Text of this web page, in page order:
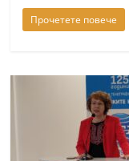
Прочетете повече